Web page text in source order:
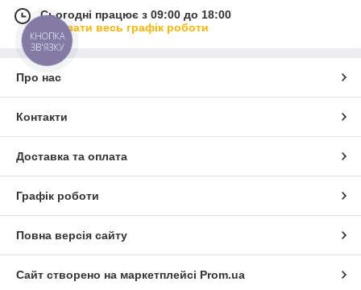
Сьогодні працює з 09:00 до 18:00
Показати весь графік роботи
Про нас
Контакти
Доставка та оплата
Графік роботи
Повна версія сайту
Сайт створено на маркетплейсі Prom.ua
КНОПКА
ЗВ'ЯЗКУ